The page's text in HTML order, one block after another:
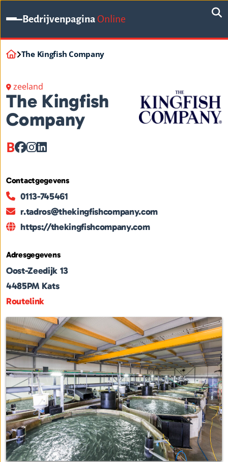
BedrijvenpaginaOnline
The Kingfish Company
zeeland
The Kingfish
Company
B
Contactgegevens
0113-745461
r.tadros@thekingfishcompany.com
https://thekingfishcompany.com
Adresgegevens
Oost-Zeedijk 13
4485PM Kats
Routelink